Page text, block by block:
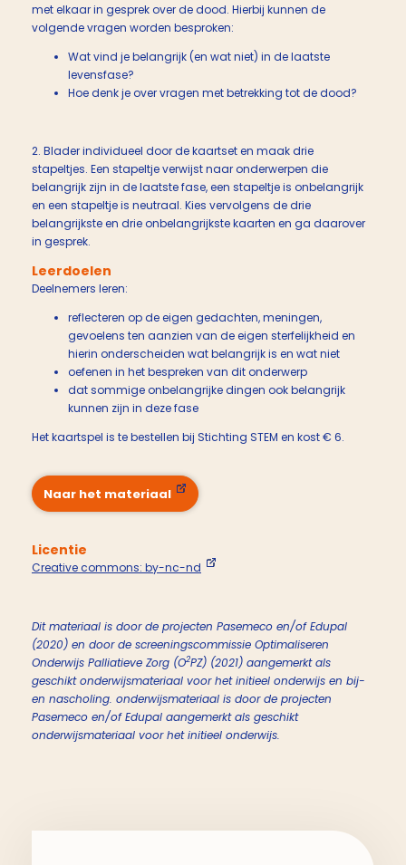
met elkaar in gesprek over de dood. Hierbij kunnen de
volgende vragen worden besproken:
Wat vind je belangrijk (en wat niet) in de laatste
levensfase?
Hoe denk je over vragen met betrekking tot de dood?
2. Blader individueel door de kaartset en maak drie
stapeltjes. Een stapeltje verwijst naar onderwerpen die
belangrijk zijn in de laatste fase, een stapeltje is onbelangrijk
en een stapeltje is neutraal. Kies vervolgens de drie
belangrijkste en drie onbelangrijkste kaarten en ga daarover
in gesprek.
Leerdoelen
Deelnemers leren:
reflecteren op de eigen gedachten, meningen,
gevoelens ten aanzien van de eigen sterfelijkheid en
hierin onderscheiden wat belangrijk is en wat niet
oefenen in het bespreken van dit onderwerp
dat sommige onbelangrijke dingen ook belangrijk
kunnen zijn in deze fase
Het kaartspel is te bestellen bij Stichting STEM en kost € 6.
Naar het materiaal
Licentie
Creative commons: by-nc-nd
Dit materiaal is door de projecten Pasemeco en/of Edupal
(2020) en door de screeningscommissie Optimaliseren
Onderwijs Palliatieve Zorg (O2PZ) (2021) aangemerkt als
geschikt onderwijsmateriaal voor het initieel onderwijs en bij-
en nascholing. onderwijsmateriaal is door de projecten
Pasemeco en/of Edupal aangemerkt als geschikt
onderwijsmateriaal voor het initieel onderwijs.